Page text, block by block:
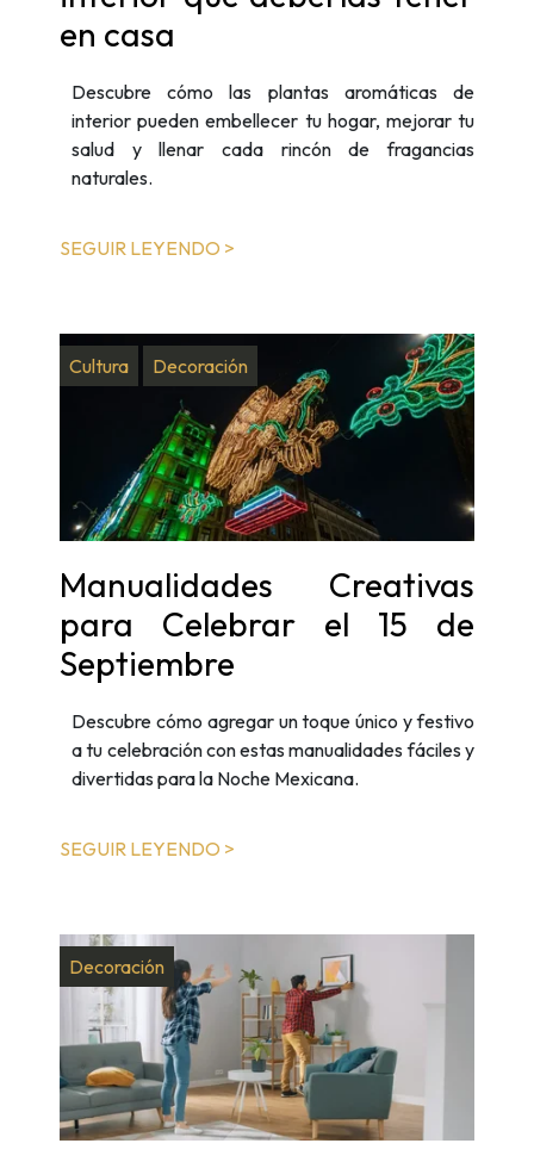
en casa
Descubre cómo las plantas aromáticas de
interior pueden embellecer tu hogar, mejorar tu
salud y llenar cada rincón de fragancias
naturales.
SEGUIR LEYENDO >
Cultura Decoración
Manualidades Creativas
para Celebrar el 15 de
Septiembre
Descubre cómo agregar un toque único y festivo
a tu celebración con estas manualidades fáciles y
divertidas para la Noche Mexicana.
SEGUIR LEYENDO >
Decoración